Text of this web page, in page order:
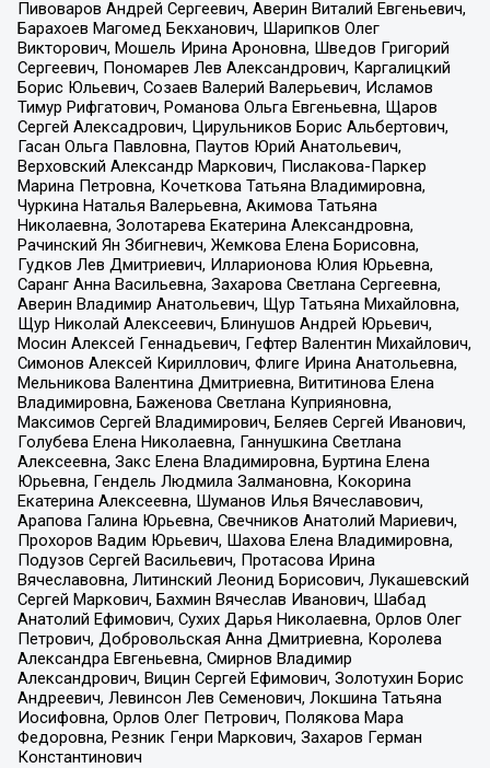
Пивоваров Андрей Сергеевич, Аверин Виталий Евгеньевич,
Барахоев Магомед Бекханович, Шарипков Олег
Викторович, Мошель Ирина Ароновна, Шведов Григорий
Сергеевич, Пономарев Лев Александрович, Каргалицкий
Борис Юльевич, Созаев Валерий Валерьевич, Исламов
Тимур Рифгатович, Романова Ольга Евгеньевна, Щаров
Сергей Алексадрович, Цирульников Борис Альбертович,
Гасан Ольга Павловна, Паутов Юрий Анатольевич,
Верховский Александр Маркович, Пислакова-Паркер
Марина Петровна, Кочеткова Татьяна Владимировна,
Чуркина Наталья Валерьевна, Акимова Татьяна
Николаевна, Золотарева Екатерина Александровна,
Рачинский Ян Збигневич, Жемкова Елена Борисовна,
Гудков Лев Дмитриевич, Илларионова Юлия Юрьевна,
Саранг Анна Васильевна, Захарова Светлана Сергеевна,
Аверин Владимир Анатольевич, Щур Татьяна Михайловна,
Щур Николай Алексеевич, Блинушов Андрей Юрьевич,
Мосин Алексей Геннадьевич, Гефтер Валентин Михайлович,
Симонов Алексей Кириллович, Флиге Ирина Анатольевна,
Мельникова Валентина Дмитриевна, Вититинова Елена
Владимировна, Баженова Светлана Куприяновна,
Максимов Сергей Владимирович, Беляев Сергей Иванович,
Голубева Елена Николаевна, Ганнушкина Светлана
Алексеевна, Закс Елена Владимировна, Буртина Елена
Юрьевна, Гендель Людмила Залмановна, Кокорина
Екатерина Алексеевна, Шуманов Илья Вячеславович,
Арапова Галина Юрьевна, Свечников Анатолий Мариевич,
Прохоров Вадим Юрьевич, Шахова Елена Владимировна,
Подузов Сергей Васильевич, Протасова Ирина
Вячеславовна, Литинский Леонид Борисович, Лукашевский
Сергей Маркович, Бахмин Вячеслав Иванович, Шабад
Анатолий Ефимович, Сухих Дарья Николаевна, Орлов Олег
Петрович, Добровольская Анна Дмитриевна, Королева
Александра Евгеньевна, Смирнов Владимир
Александрович, Вицин Сергей Ефимович, Золотухин Борис
Андреевич, Левинсон Лев Семенович, Локшина Татьяна
Иосифовна, Орлов Олег Петрович, Полякова Мара
Федоровна, Резник Генри Маркович, Захаров Герман
Константинович